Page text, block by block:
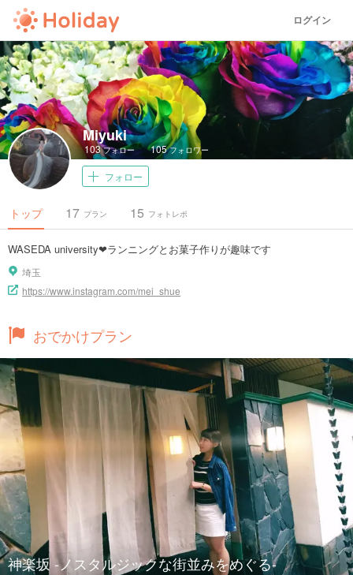
ログイン
Miyuki
103フォロー 105フォロワー
フォロー
トップ プラン
17 フォトレポ
15
WASEDA university❤︎ランニングとお菓子作りが趣味です
埼玉
https://www.instagram.com/mei_shue
おでかけプラン
神楽坂 -ノスタルジックな街並みをめぐる-